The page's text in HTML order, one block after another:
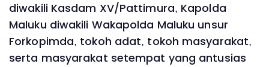
diwakili Kasdam XV/Pattimura, Kapolda
Maluku diwakili Wakapolda Maluku unsur
Forkopimda, tokoh adat, tokoh masyarakat,
serta masyarakat setempat yang antusias